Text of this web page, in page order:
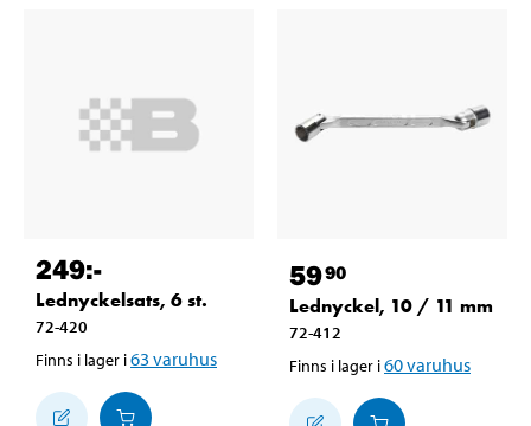
249:-
Lednyckelsats, 6 st.
72-420
Finns i lager i63 varuhus
5990
Lednyckel, 10 / 11 mm
72-412
Finns i lager i60varuhus